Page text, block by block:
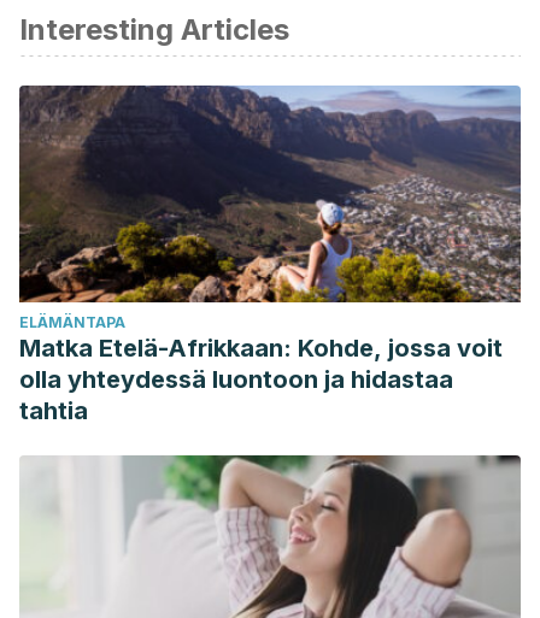
Zambrano, J. E. C., Jaramillo, P. A. V., & Lino, V. E. R. (2016).
Riesgo cardiovascular relacionado con el consumo de
alcohol. Dominio de las Ciencias, 2(4), 17-27.
Castaldo L, Narváez A, Izzo L, et al. Red Wine Consumption
and Cardiovascular Health.
Molecules. 2019;24(19):3626.
Published 2019 Oct 8. doi:10.3390/molecules24193626
O’Keefe MD, J. H., Bhatti MD, S. K., Bajwa MD, A.,
DiNicolantonio PharmD, J. J., & Lavie MD, C. J. (2014).
Alcohol and Cardiovascular Health: The Dose Makes the
Poison…or the Remedy.
O’Keefe, J. H., Bybee, K. A., & Lavie, C. J. (2007). Alcohol
Journal of the American College of Cardiology
(11), 1009-1014.
Haseeb, S., Alexander, B., Baranchuk, A., &
Electrophysiology, C. (2017). Wine and Cardiovascular
Health A Comprehensive Review IN
Interesting Articles
ELÄMÄNTAPA
Matka Etelä-Afrikkaan: Kohde, jossa voit
olla yhteydessä luontoon ja hidastaa
tahtia